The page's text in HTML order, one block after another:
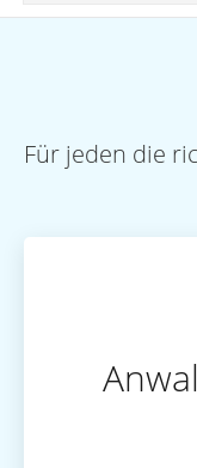
Für jeden die